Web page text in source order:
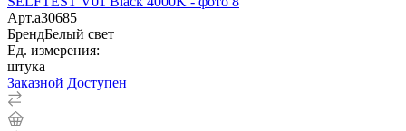
Арт.a30685
БрендБелый свет
Ед. измерения:
штука
Заказной Доступен